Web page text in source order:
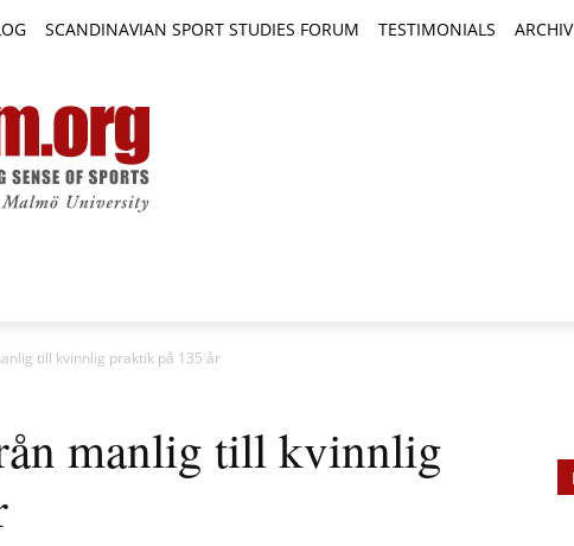
SCANDINAVIAN SPORT STUDIES FORUM TESTIMONIALS
till kvinnlig praktik på 135 år
manlig till kvinnlig